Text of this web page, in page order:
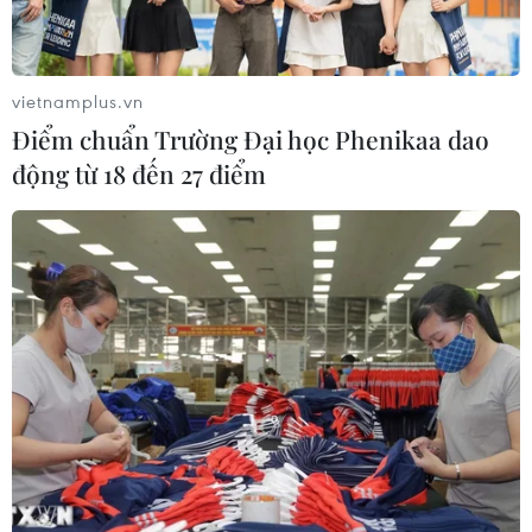
EU dọa hành động nếu Israel không cải
thiện viện trợ cho Gaza
24/07/2025 13:58
EU tuyên bố đang cân nhắc mọi lựa chọn nếu Israel
không tuân thủ cam kết cải thiện viện trợ cho Gaza,
trong bối cảnh tình hình nhân đạo tại vùng lãnh thổ này
vẫn hết sức nghiêm trọng.
vietnamplus.vn
Điểm chuẩn Trường Đại học Phenikaa dao
động từ 18 đến 27 điểm